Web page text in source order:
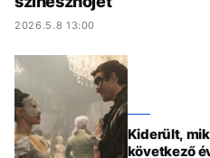
2026.5.8 13:00
Kiderült,
következő